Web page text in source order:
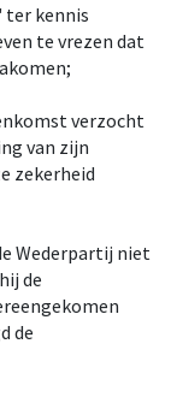
ter kennis
te vrezen dat
verzocht
van zijn
zekerheid
Wederpartij niet
de
de